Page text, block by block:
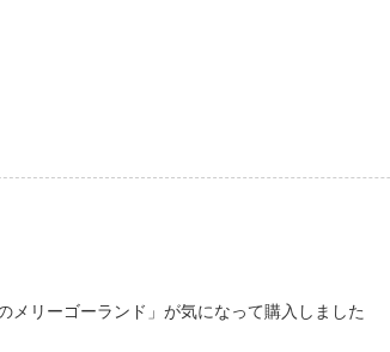
メリーゴーランド」が気になって購入しました